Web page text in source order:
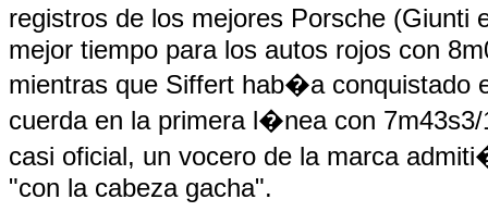
registros de los mejores Porsche (Giunti
mejor tiempo para los autos rojos con
mientras que Siffert hab�a conquistado
cuerda en la primera l�nea con
casi oficial, un vocero de la marca
"con la cabeza gacha".